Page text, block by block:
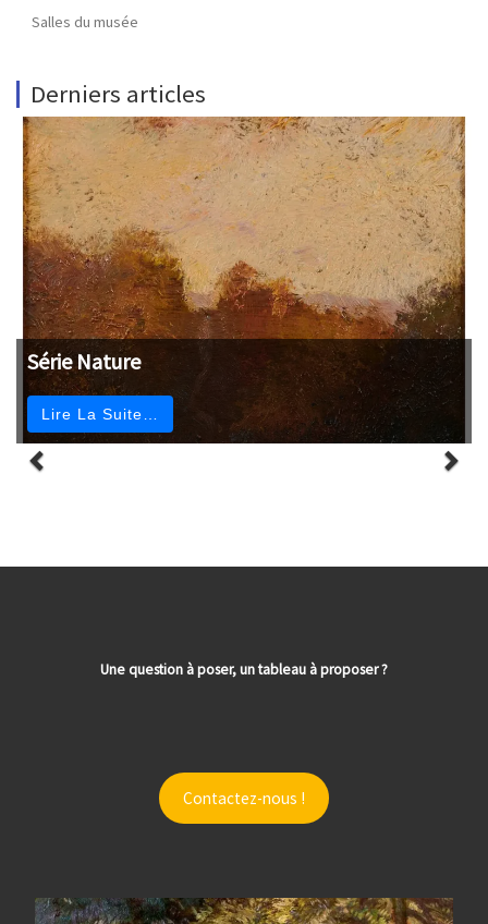
Salles du musée
Derniers articles
Série Nature
Lire La Suite…
Une question à poser, un tableau à proposer ?
Contactez-nous !